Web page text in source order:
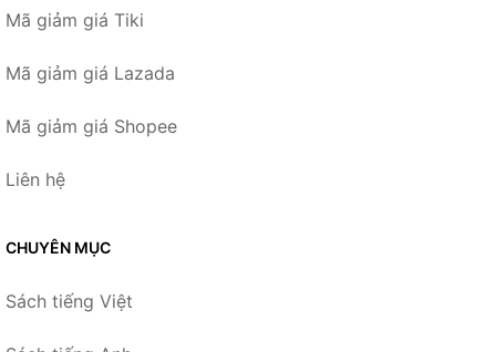
Mã giảm giá Tiki
Mã giảm giá Lazada
Mã giảm giá Shopee
Liên hệ
CHUYÊN MỤC
Sách tiếng Việt